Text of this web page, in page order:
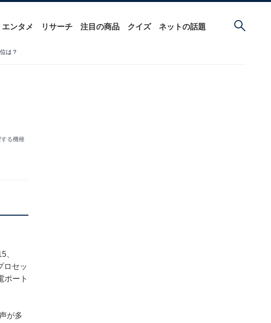
エンタメ リサーチ 注目の商品 クイズ ネットの話題
は？
る機種
、
ロセッ
ポート
が多